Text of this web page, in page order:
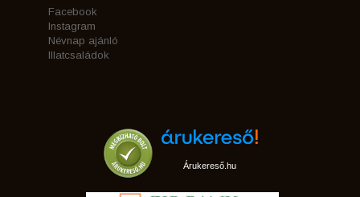
Facebook
Instagram
Névnap ajánló
Illatcsaládok
Árukereső.hu